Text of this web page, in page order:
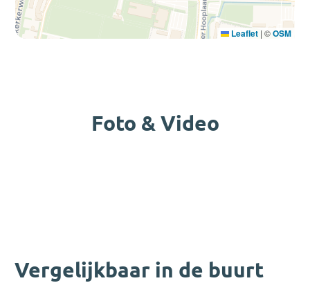
Leaflet | ©OSM
Foto & Video
Vergelijkbaar in de buurt